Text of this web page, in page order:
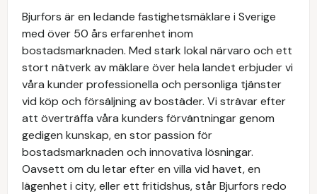
Bjurfors är en ledande fastighetsmäklare i Sverige
med över 50 års erfarenhet inom
bostadsmarknaden. Med stark lokal närvaro och ett
stort nätverk av mäklare över hela landet erbjuder vi
våra kunder professionella och personliga tjänster
vid köp och försäljning av bostäder. Vi strävar efter
att överträffa våra kunders förväntningar genom
gedigen kunskap, en stor passion för
bostadsmarknaden och innovativa lösningar.
Oavsett om du letar efter en villa vid havet, en
lägenhet i city, eller ett fritidshus, står Bjurfors redo